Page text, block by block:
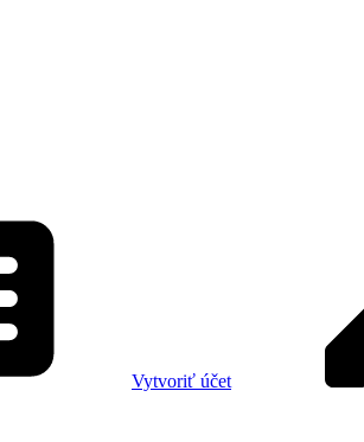
Vytvoriť účet